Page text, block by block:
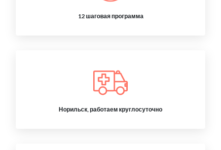
12 шаговая программа
Норильск, работаем круглосуточно